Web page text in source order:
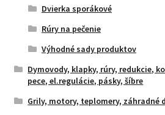
Dvierka sporákové
Rúry na pečenie
Výhodné sady produktov
Dymovody, klapky, rúry, redukcie,
pece, el.regulácie, pásky, šíbre
Grily, motory, teplomery, záhradné